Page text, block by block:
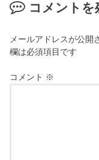
コメントを
メールアドレスが公開
欄は必須項目です
コメント ※